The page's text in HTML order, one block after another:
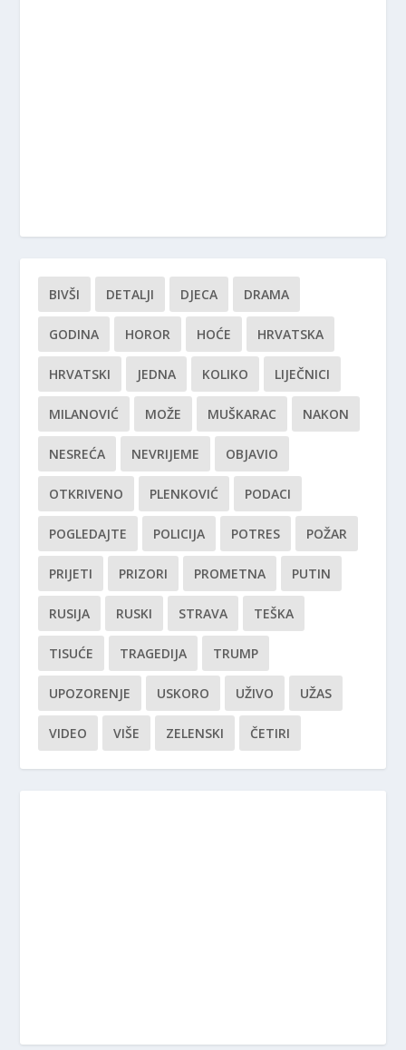
BIVŠI DETALJI DJECA DRAMA
GODINA HOROR HOĆE HRVATSKA
HRVATSKI JEDNA KOLIKO LIJEČNICI
MILANOVIĆ MOŽE MUŠKARAC NAKON
NESREĆA NEVRIJEME OBJAVIO
OTKRIVENO PLENKOVIĆ PODACI
POGLEDAJTE POLICIJA POTRES POŽAR
PRIJETI PRIZORI PROMETNA PUTIN
RUSIJA RUSKI STRAVA TEŠKA
TISUĆE TRAGEDIJA TRUMP
UPOZORENJE USKORO UŽIVO UŽAS
VIDEO VIŠE ZELENSKI ČETIRI